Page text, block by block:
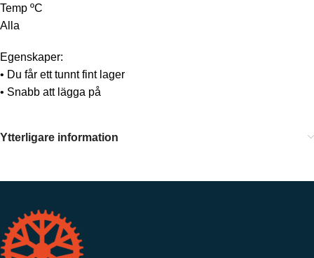
Temp ºC
Alla
Egenskaper:
• Du får ett tunnt fint lager
• Snabb att lägga på
Ytterligare information